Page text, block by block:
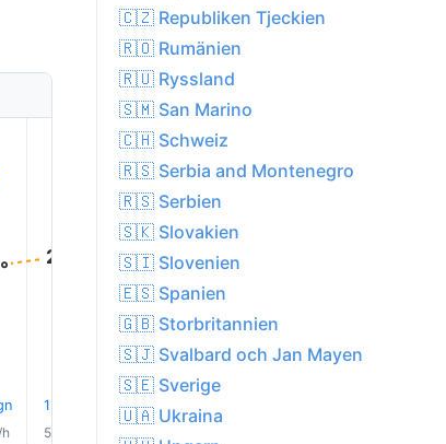
22.0°
1% Regn
5.0 km/h
13
23.0°
1% Regn
↑
24.0°
🇨🇿 Republiken Tjeckien
🇷🇴 Rumänien
🇷🇺 Ryssland
🇸🇲 San Marino
🇨🇭 Schweiz
🇷🇸 Serbia and Montenegro
🇷🇸 Serbien
🇸🇰 Slovakien
🇸🇮 Slovenien
🇪🇸 Spanien
🇬🇧 Storbritannien
🇸🇯 Svalbard och Jan Mayen
🇸🇪 Sverige
🇺🇦 Ukraina